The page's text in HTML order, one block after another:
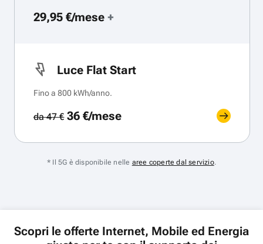
29,95 €/mese +
Luce Flat Start
Fino a 800 kWh/anno.
da 47 €36 €/mese
* Il 5G è disponibile nelle aree coperte dal servizio.
Scopri le offerte Internet, Mobile ed Energia